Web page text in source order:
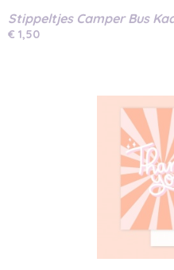
Stippeltjes Camper Bus
€ 1,50